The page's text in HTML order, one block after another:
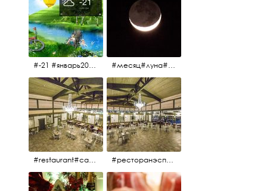
#-21 #январь2017 #зима2017 #санктпетербург2017 #месяц#луна#африканскаялуна#moon#moon🌙
#restaurant#candidates #aspila #restaurantaspils ресторан#ресторанэспиля#эспланада#концертнаяэстрада #ресторанэспиля#restaurantaspils#aspila#candidates#эспланада#концертнаяэстрада